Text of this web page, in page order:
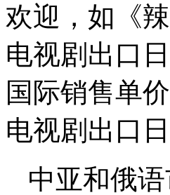
欢迎，如《
电视剧出口
国际销售单
电视剧出口
中亚和俄